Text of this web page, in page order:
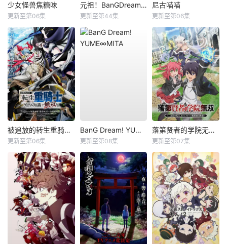
少女怪兽焦糖味
更新至第06集
元祖！BanGDream酱
更新至第44集
尼古喵喵
更新至第06集
被追放的转生重骑士用游戏知识开无双
更新至第06集
BanG Dream! YUME∞MITA
更新至第08集
落第贤者的学院无双第二回转生，S等级作弊魔术师冒险记
更新至第07集